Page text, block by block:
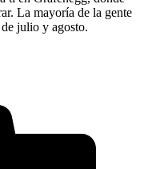
La mayoría de la gente
julio y agosto.